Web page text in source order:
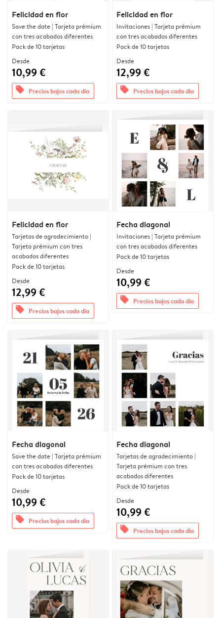
Felicidad en flor
Save the date | Tarjeta prémium
con tres acabados diferentes
Pack de 10 tarjetas
Desde
10,99 €
offers Precios bajos cada día
Felicidad en flor
Invitaciones | Tarjeta prémium
con tres acabados diferentes
Pack de 10 tarjetas
Desde
12,99 €
offers Precios bajos cada día
Felicidad en flor
Tarjetas de agradecimiento |
Tarjeta prémium con tres
acabados diferentes
Pack de 10 tarjetas
Desde
12,99 €
offers Precios bajos cada día
Fecha diagonal
Invitaciones | Tarjeta prémium
con tres acabados diferentes
Pack de 10 tarjetas
Desde
10,99 €
offers Precios bajos cada día
Fecha diagonal
Save the date | Tarjeta prémium
con tres acabados diferentes
Pack de 10 tarjetas
Desde
10,99 €
offers Precios bajos cada día
Fecha diagonal
Tarjetas de agradecimiento |
Tarjeta prémium con tres
acabados diferentes
Pack de 10 tarjetas
Desde
10,99 €
offers Precios bajos cada día